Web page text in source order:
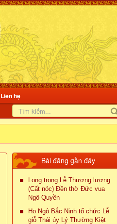
Liên hệ
Bài đăng gần đây
Long trọng Lễ Thượng lương
(Cất nóc) Đền thờ Đức vua
Ngô Quyền
Họ Ngô Bắc Ninh tổ chức Lễ
giỗ Thái úy Lý Thường Kiệt